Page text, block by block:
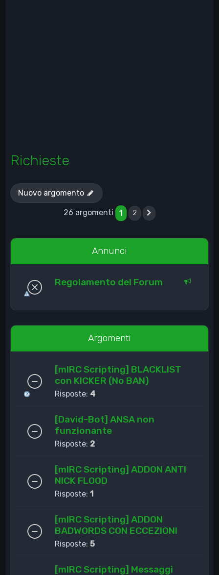
Richieste
Nuovo argomento
26 argomenti 1 2
Annunci
Regolamento del Forum
Argomenti
[mIRC Scripting] BLACKLIST
con KICKER (No BAN)
Risposte: 4
[David-Bot] ANSA non
funzionante
Risposte: 2
[mIRC Scripting] ADDON ANTI
NICK FLOOD
Risposte:1
[mIRC Scripting] ADDON
BADWORDS CON ECCEZIONI
Risposte:5
[mIRC Scripting] Messaggi